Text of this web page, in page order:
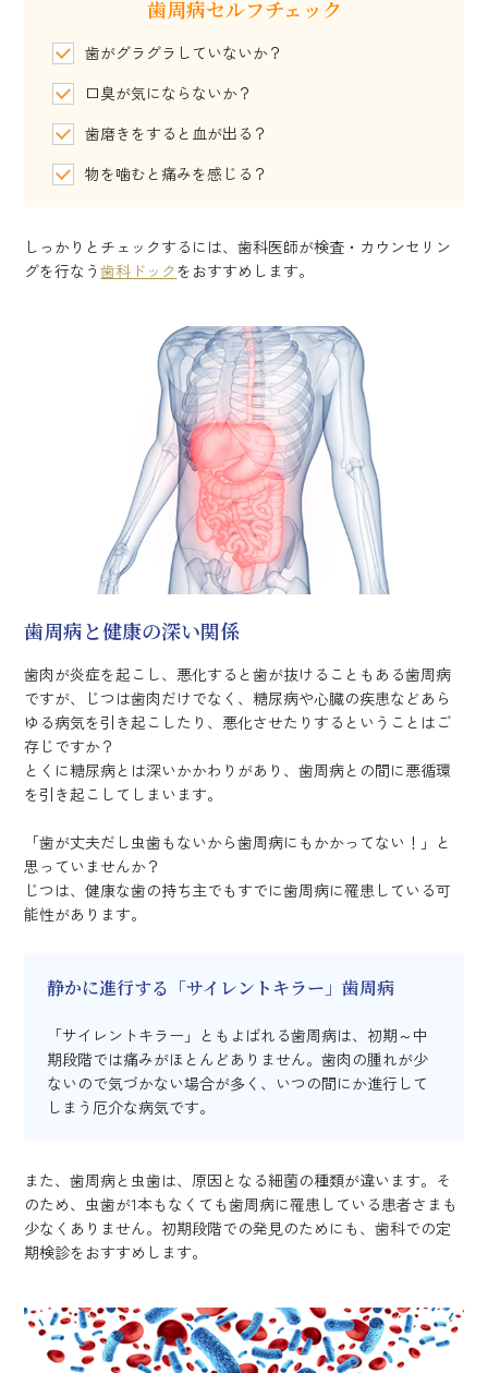
歯周病セルフチェック
歯がグラグラしていないか？
口臭が気にならないか？
歯磨きをすると血が出る？
物を噛むと痛みを感じる？
しっかりとチェックするには、歯科医師が検査・カウンセリン
グを行なう歯科ドックをおすすめします。
歯周病と健康の深い関係
歯肉が炎症を起こし、悪化すると歯が抜けることもある歯周病
ですが、じつは歯肉だけでなく、糖尿病や心臓の疾患などあら
ゆる病気を引き起こしたり、悪化させたりするということはご
存じですか？
とくに糖尿病とは深いかかわりがあり、歯周病との間に悪循環
を引き起こしてしまいます。
「歯が丈夫だし虫歯もないから歯周病にもかかってない！」と
思っていませんか？
じつは、健康な歯の持ち主でもすでに歯周病に罹患している可
能性があります。
静かに進行する「サイレントキラー」歯周病
「サイレントキラー」ともよばれる歯周病は、初期～中
期段階では痛みがほとんどありません。歯肉の腫れが少
ないので気づかない場合が多く、いつの間にか進行して
しまう厄介な病気です。
また、歯周病と虫歯は、原因となる細菌の種類が違います。そ
のため、虫歯が1本もなくても歯周病に罹患している患者さまも
少なくありません。初期段階での発見のためにも、歯科での定
期検診をおすすめします。